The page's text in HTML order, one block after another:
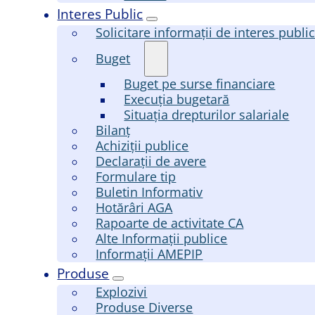
Interes Public
Solicitare informații de interes public
Buget
Buget pe surse financiare
Execuția bugetară
Situația drepturilor salariale
Bilanț
Achiziții publice
Declarații de avere
Formulare tip
Buletin Informativ
Hotărâri AGA
Rapoarte de activitate CA
Alte Informații publice
Informații AMEPIP
Produse
Explozivi
Produse Diverse